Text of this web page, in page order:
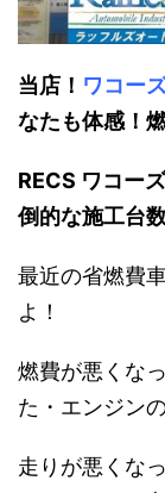
当店！ ワコー
なたも体感！
RECS ワコー
倒的な施工台
最近の省燃費
よ！
燃費が悪くな
た・エンジン
走りが悪くな